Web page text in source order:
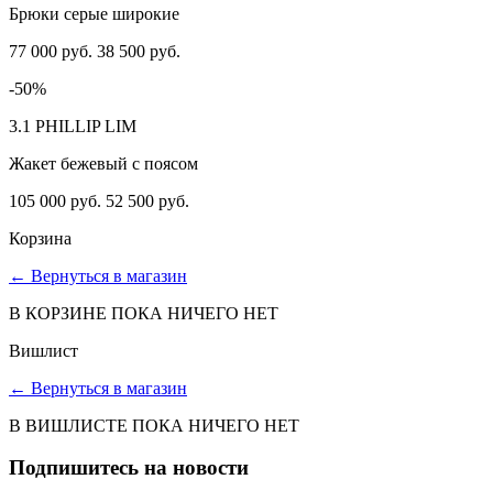
Брюки серые широкие
77 000 руб. 38 500 руб.
-50%
3.1 PHILLIP LIM
Жакет бежевый с поясом
105 000 руб. 52 500 руб.
Корзина
← Вернуться в магазин
В КОРЗИНЕ ПОКА НИЧЕГО НЕТ
Вишлист
← Вернуться в магазин
В ВИШЛИСТЕ ПОКА НИЧЕГО НЕТ
Подпишитесь на новости